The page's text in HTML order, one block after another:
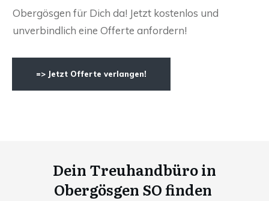
Obergösgen für Dich da! Jetzt kostenlos und
unverbindlich eine Offerte anfordern!
=> Jetzt Offerte verlangen!
Dein Treuhandbüro in
Obergösgen SO finden